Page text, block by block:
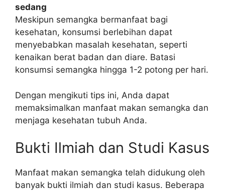
sedang
Meskipun semangka bermanfaat bagi
kesehatan, konsumsi berlebihan dapat
menyebabkan masalah kesehatan, seperti
kenaikan berat badan dan diare. Batasi
konsumsi semangka hingga 1-2 potong per hari.
Dengan mengikuti tips ini, Anda dapat
memaksimalkan manfaat makan semangka dan
menjaga kesehatan tubuh Anda.
Bukti Ilmiah dan Studi Kasus
Manfaat makan semangka telah didukung oleh
banyak bukti ilmiah dan studi kasus. Beberapa